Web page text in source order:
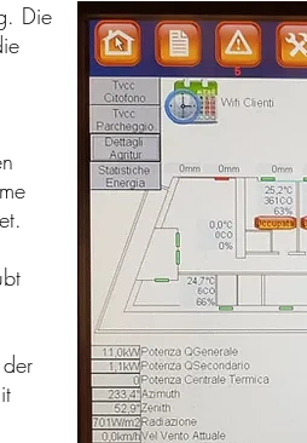
Die